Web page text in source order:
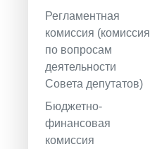
Регламентная
комиссия (комиссия
по вопросам
деятельности
Совета депутатов)
Бюджетно-
финансовая
комиссия